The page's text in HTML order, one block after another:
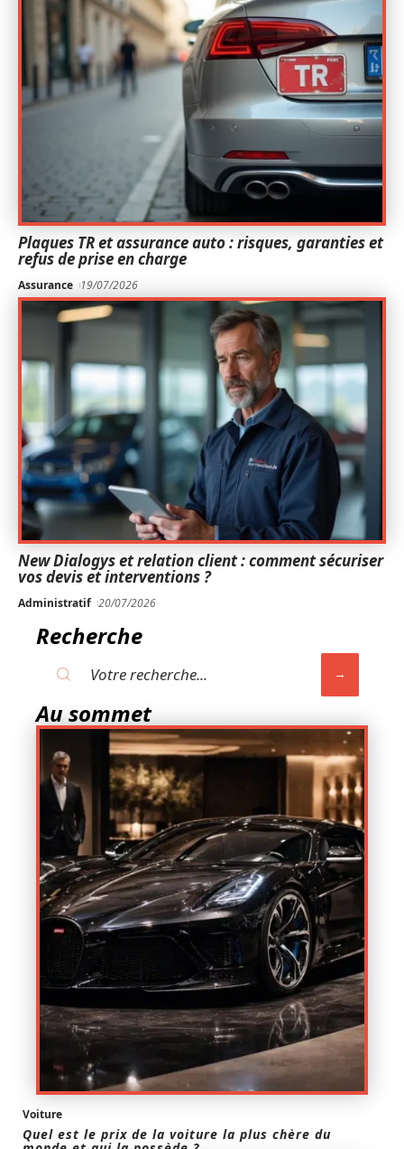
Plaques TR et assurance auto : risques, garanties et
refus de prise en charge
Assurance 19/07/2026
New Dialogys et relation client : comment sécuriser
vos devis et interventions ?
Administratif 20/07/2026
Recherche
Au sommet
Voiture
Quel est le prix de la voiture la plus chère du